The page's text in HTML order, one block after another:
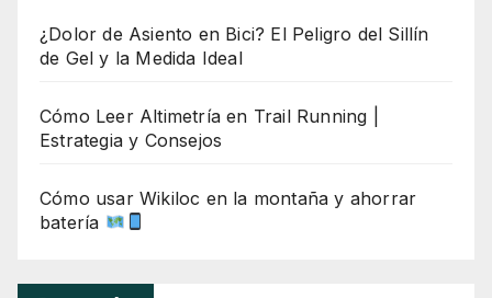
¿Dolor de Asiento en Bici? El Peligro del Sillín
de Gel y la Medida Ideal
Cómo Leer Altimetría en Trail Running |
Estrategia y Consejos
Cómo usar Wikiloc en la montaña y ahorrar
batería